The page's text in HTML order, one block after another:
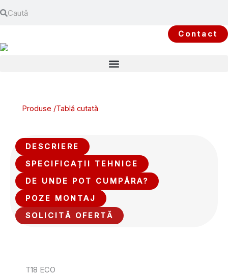
to
Contact
Produse /Tablă cutată
DESCRIERE
SPECIFICAȚII TEHNICE
DE UNDE POT CUMPĂRA?
POZE MONTAJ
SOLICITĂ OFERTĂ
T18 ECO